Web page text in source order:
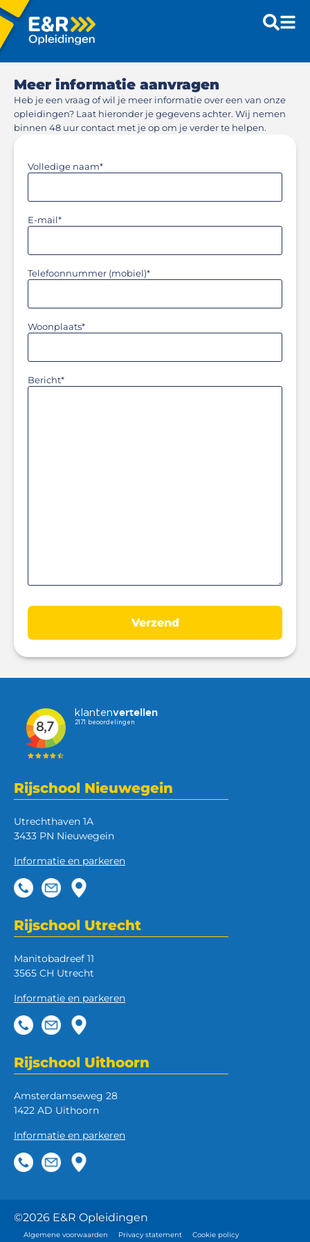
Meer informatie aanvragen
Heb je een vraag of wil je meer informatie over een van onze
opleidingen? Laat hieronder je gegevens achter. Wij nemen
binnen 48 uur contact met je op om je verder te helpen.
Volledige naam*
E-mail*
Telefoonnummer (mobiel)*
Woonplaats*
Bericht*
Rijschool Nieuwegein
Utrechthaven 1A
3433 PN Nieuwegein
Informatie en parkeren
Rijschool Utrecht
Manitobadreef 11
3565 CH Utrecht
Informatie en parkeren
Rijschool Uithoorn
Amsterdamseweg 28
1422 AD Uithoorn
Informatie en parkeren
©2026 E&R Opleidingen
Algemene voorwaarden Privacy statement Cookie policy